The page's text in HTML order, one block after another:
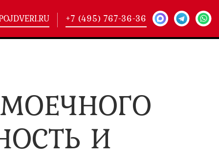
двери(101)
двери (146)
+7 (495) 767-36-36
И